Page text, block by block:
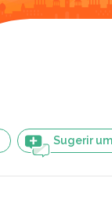
Sugerir